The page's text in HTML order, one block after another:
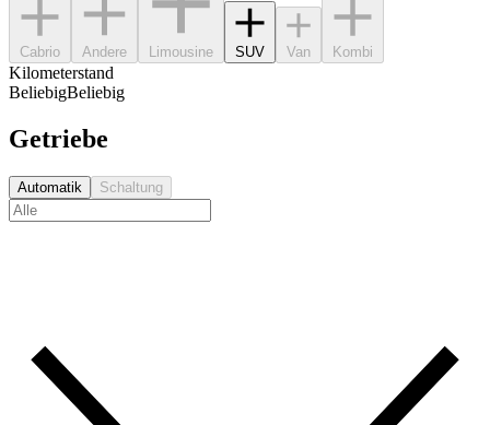
Cabrio Andere Limousine SUV Van Kombi
Kilometerstand
BeliebigBeliebig
Getriebe
Automatik Schaltung